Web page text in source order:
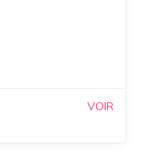
VOIR